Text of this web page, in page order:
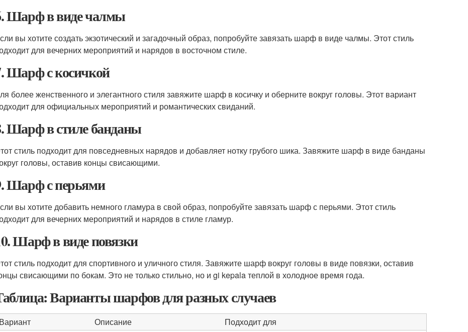
Шарф в виде чалмы
вы хотите создать экзотический и загадочный образ, попробуйте завязать шарф в виде чалмы. Этот стиль
для вечерних мероприятий и нарядов в восточном стиле.
Шарф с косичкой
более женственного и элегантного стиля завяжите шарф в косичку и оберните вокруг головы. Этот вариант
для официальных мероприятий и романтических свиданий.
Шарф в стиле банданы
стиль подходит для повседневных нарядов и добавляет нотку грубого шика. Завяжите шарф в виде банданы
головы, оставив концы свисающими.
Шарф с перьями
вы хотите добавить немного гламура в свой образ, попробуйте завязать шарф с перьями. Этот стиль
для вечерних мероприятий и нарядов в стиле гламур.
Шарф в виде повязки
стиль подходит для спортивного и уличного стиля. Завяжите шарф вокруг головы в виде повязки, оставив
свисающими по бокам. Это не только стильно, но и gi kepala теплой в холодное время года.
Варианты шарфов для разных случаев
Вариант Описание
Подходит для